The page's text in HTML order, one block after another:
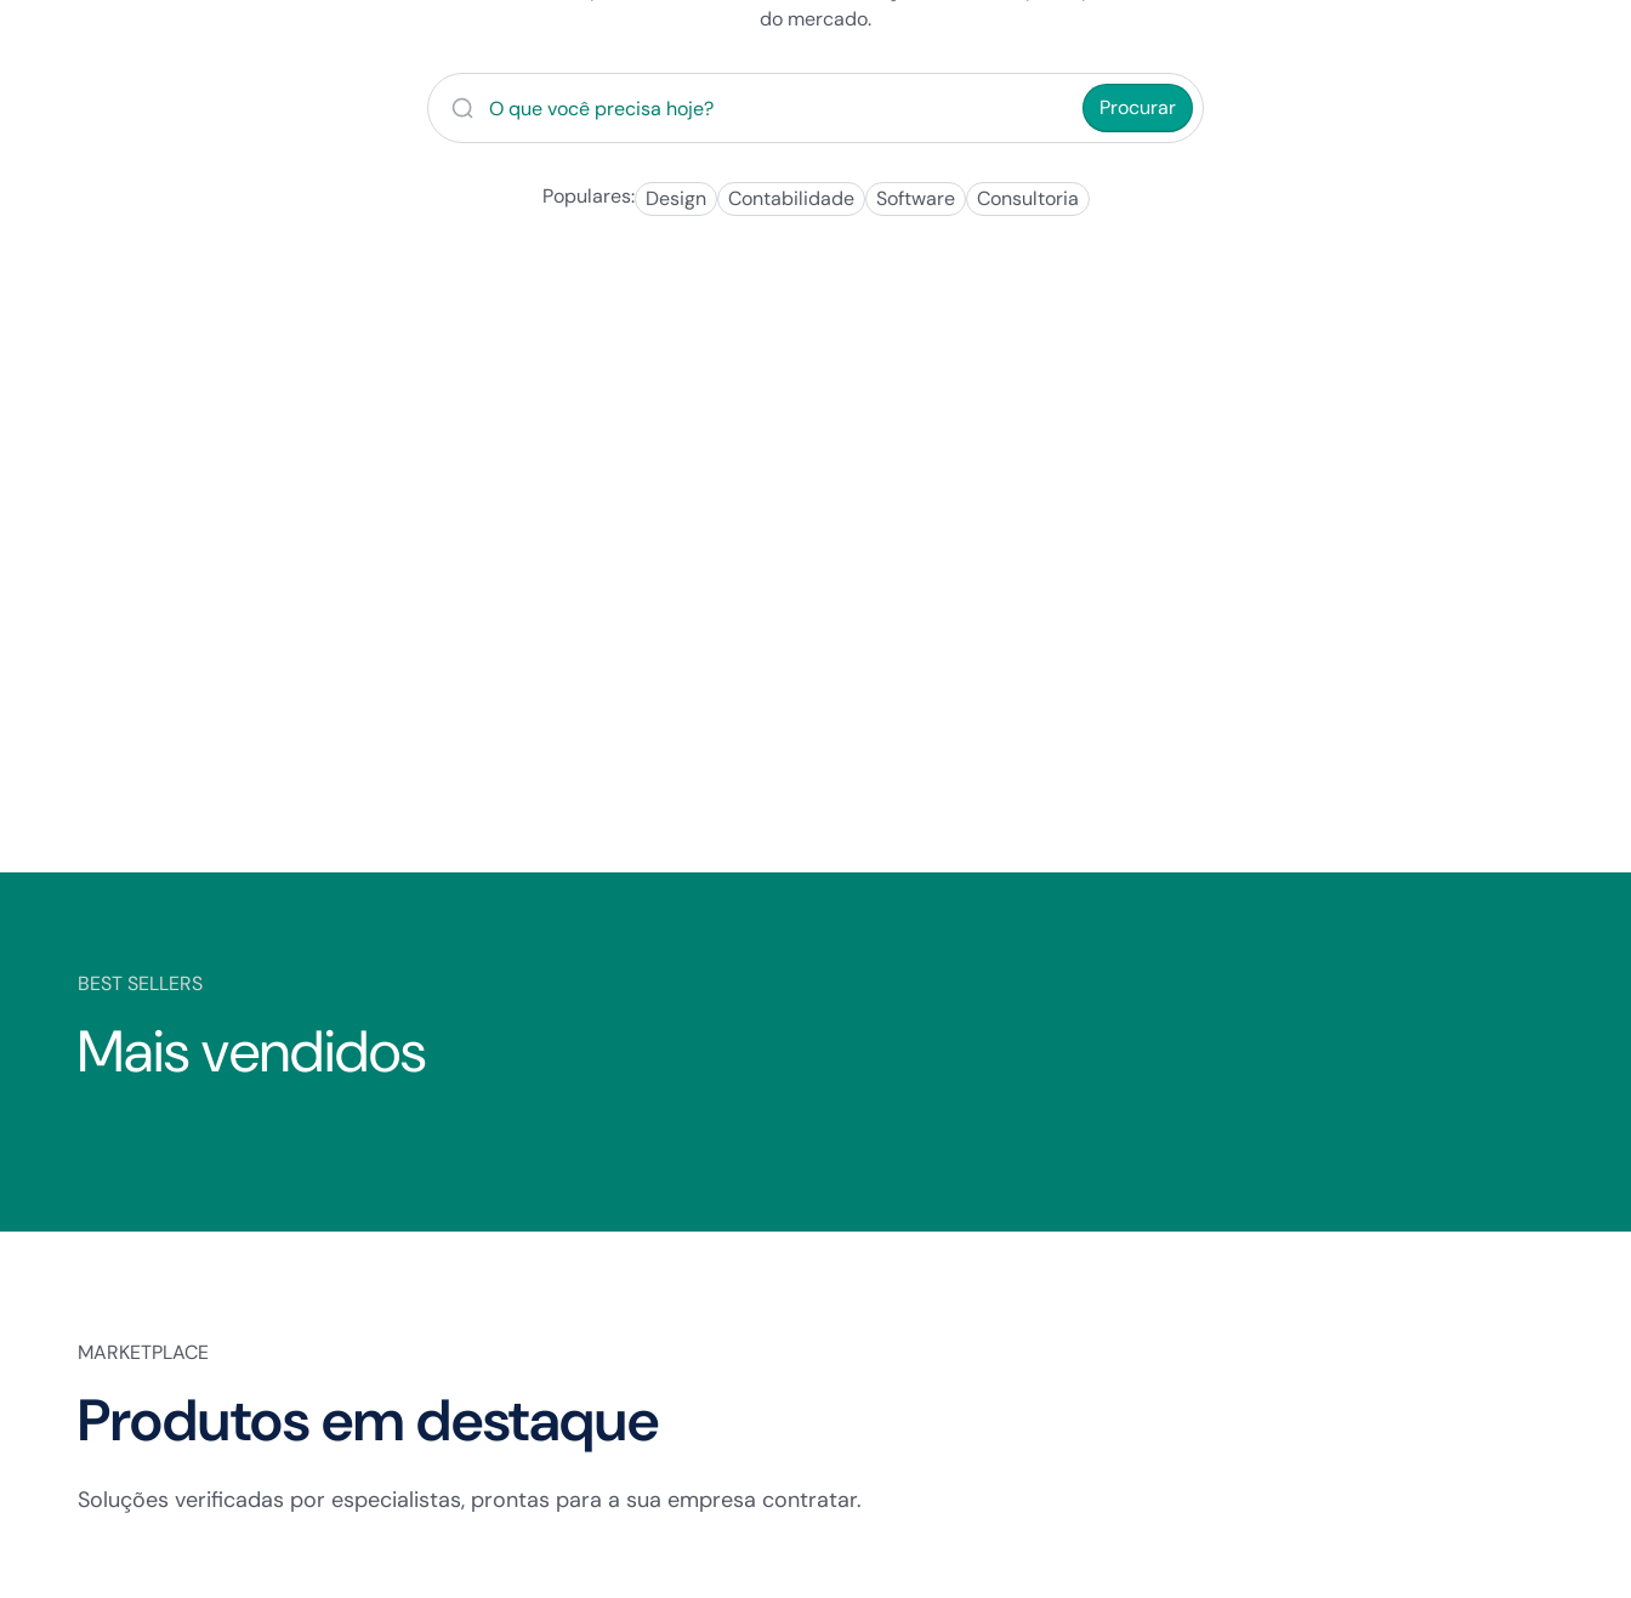
do mercado.
Procurar
Populares: Design Contabilidade Software Consultoria
BEST SELLERS
Mais vendidos
MARKETPLACE
Produtos em destaque
Soluções verificadas por especialistas, prontas para a sua empresa contratar.